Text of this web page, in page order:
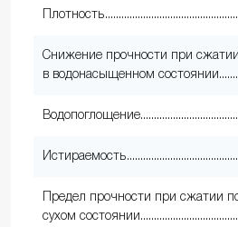
Плотность
Снижение прочности при
в водонасыщенном состоянии
Водопоглощение
Истираемость
Предел прочности при сжатии
сухом состоянии